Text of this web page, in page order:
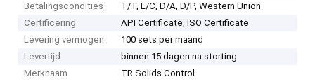
Betalingscondities
T/T, L/C, D/A, D/P, Western Union
Certificering
API Certificate, ISO Certificate
Levering vermogen
100 sets per maand
Levertijd
binnen 15 dagen na storting
Merknaam
TR Solids Control